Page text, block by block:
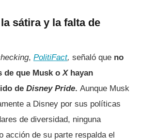
sátira y la falta de
, PolitiFact, señaló que no
de que Musk oXhayan
de Disney Pride. Aunque Musk
a Disney por sus políticas
de diversidad, ninguna
acción de su parte respalda el